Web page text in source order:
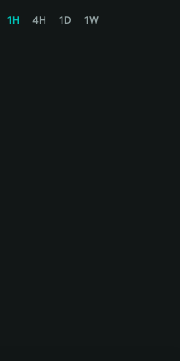
1H 4H 1D 1W